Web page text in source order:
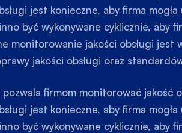
jest konieczne, aby firma
być wykonywane cyklicznie, aby
monitorowanie jakości obsługi
jakości obsługi oraz
firmom monitorować jakość
jest konieczne, aby firma
być wykonywane cyklicznie, aby